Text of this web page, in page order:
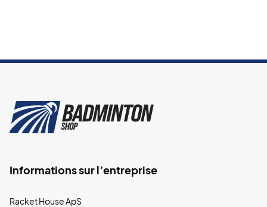
Informations sur l’entreprise
Racket House ApS